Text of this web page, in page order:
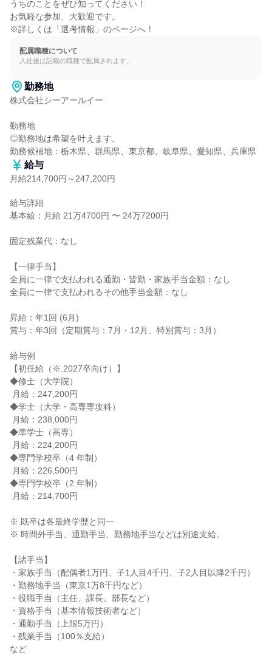
うちのことをぜひ知ってください！
お気軽な参加、大歓迎です。
※詳しくは「選考情報」のページへ！
配属職種について
入社後は記載の職種で配属されます。
勤務地
株式会社シーアールイー
勤務地
◎勤務地は希望を叶えます。
勤務候補地：栃木県、群馬県、東京都、岐阜県、愛知県、兵庫県
給与
月給214,700円～247,200円
給与詳細
基本給：月給 21万4700円 〜 24万7200円
固定残業代：なし
【一律手当】
全員に一律で支払われる通勤・皆勤・家族手当金額：なし
全員に一律で支払われるその他手当金額：なし
昇給：年1回 (6月)
賞与：年3回（定期賞与：7月・12月、特別賞与：3月）
給与例
【初任給（※.2027卒向け）】
◆修士（大学院）
◆学士（大学・高専専攻科）
◆準学士（高専）
◆専門学校卒（4 年制）
◆専門学校卒（2 年制）
※.既卒は各最終学歴と同一
※ 時間外手当、通勤手当、勤務地手当などは別途支給。
【諸手当】
・家族手当（配偶者1万円、子1人目4千円、子2人目以降2千円）
・勤務地手当（東京1万8千円など）
・役職手当（主任、課長、部長など）
・資格手当（基本情報技術者など）
・通勤手当（上限5万円）
・残業手当（100％支給）
など